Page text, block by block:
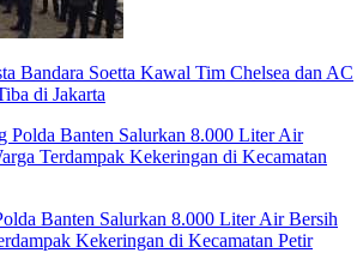
Bandara Soetta Kawal Tim Chelsea dan AC
di Jakarta
Banten Salurkan 8.000 Liter Air Bersih
Kekeringan di Kecamatan Petir